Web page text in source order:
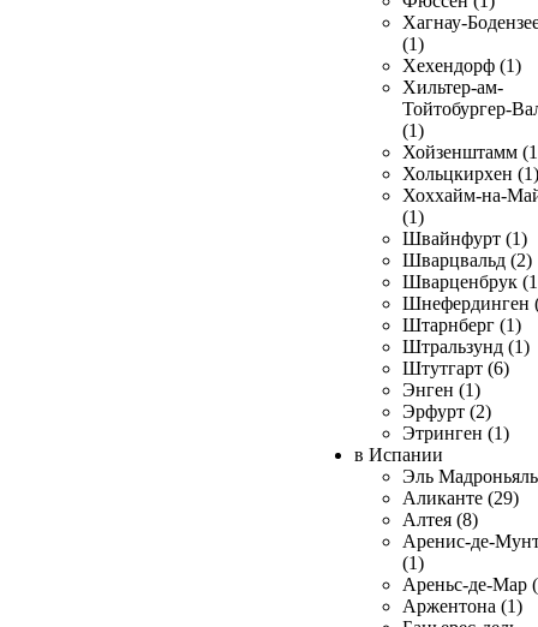
Хагнау-
(1)
Хехендорф (1)
Хильтер-ам-
Тойтобургер-
(1)
Хойзенштамм
Хольцкирхен (1)
Хоххайм-на-
(1)
Швайнфурт (1)
Шварцвальд (2)
Шварценбрук
Шнефердинген
Штарнберг (1)
Штральзунд (1)
Штутгарт (6)
Энген (1)
Эрфурт (2)
Этринген (1)
в Испании
Эль
Аликанте (29)
Алтея (8)
Аренис-де-
(1)
Ареньс-де-Мар
Аржентона (1)